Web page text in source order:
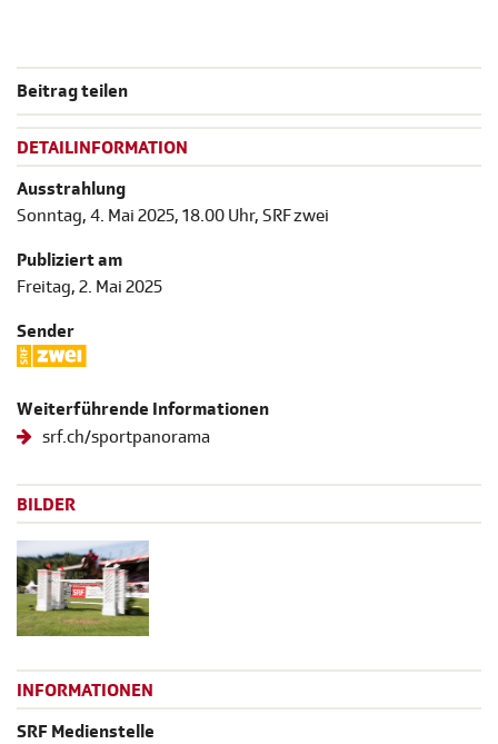
Beitrag teilen
DETAILINFORMATION
Ausstrahlung
Sonntag, 4. Mai 2025, 18.00 Uhr, SRF zwei
Publiziert am
Freitag, 2. Mai 2025
Sender
Weiterführende Informationen
srf.ch/sportpanorama
BILDER
INFORMATIONEN
SRF Medienstelle